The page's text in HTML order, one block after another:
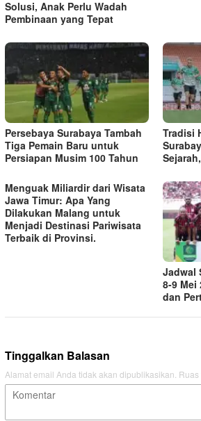
Solusi, Anak Perlu Wadah
Pembinaan yang Tepat
Persebaya Surabaya Tambah
Tiga Pemain Baru untuk
Persiapan Musim 100 Tahun
Tradisi
Menguak Miliardir dari Wisata
Jawa Timur: Apa Yang
Dilakukan Malang untuk
Menjadi Destinasi Pariwisata
Terbaik di Provinsi.
Jadwal
8-9 Mei
dan
Tinggalkan Balasan
Alamat email Anda tidak akan dipublikasikan.